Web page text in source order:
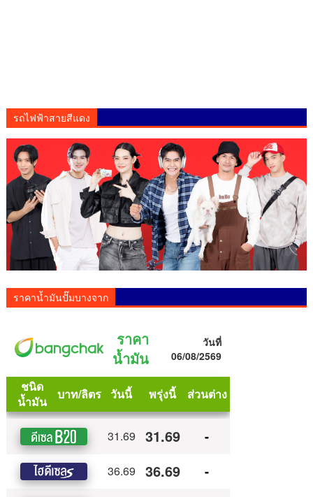
รถไฟฟ้าสายสีแดง
ราคาน้ำมันปั๊มบางจาก